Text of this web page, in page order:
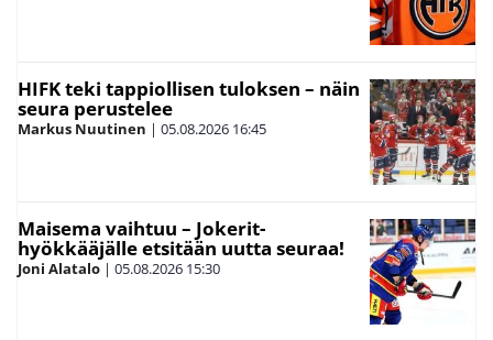
HIFK teki tappiollisen tuloksen – näin
seura perustelee
Markus Nuutinen | 05.08.2026 16:45
Maisema vaihtuu – Jokerit-
hyökkääjälle etsitään uutta seuraa!
Joni Alatalo | 05.08.2026 15:30